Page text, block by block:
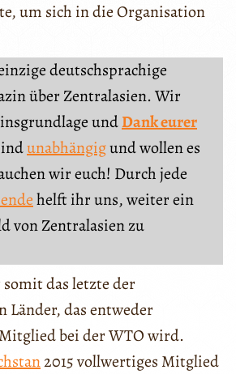
um sich in die Organisation
deutschsprachige
über Zentralasien. Wir
undDank eurer
unabhängigund wollen es
wir euch! Durch jede
helft ihr uns, weiter ein
von Zentralasien zu
das letzte der
Länder, das entweder
bei der WTO wird.
2015 vollwertiges Mitglied